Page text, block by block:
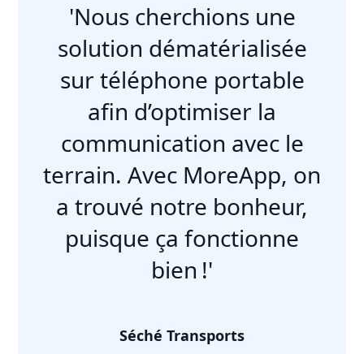
'Nous cherchions une
solution dématérialisée
sur téléphone portable
afin d’optimiser la
communication avec le
terrain. Avec MoreApp, on
a trouvé notre bonheur,
puisque ça fonctionne
bien !'
Séché Transports